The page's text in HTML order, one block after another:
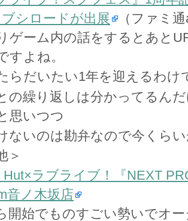
ブシロードが出展
（ファミ
ゲーム内の話をするとあと
すよね。
らだいたい1年を迎えるわけ
の繰り返しは分かってるん
思いつつ
ないのは勘弁なので今くら
＞
Hut×ラブライブ！『NEXT
音ノ木坂店
開始でものすごい勢いでオ